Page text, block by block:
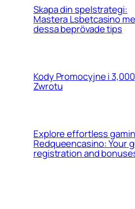
Skapa din spelstrategi:
Mastera Lsbetcasino
dessa beprövade tips
Kody Promocyjne i 3,000
Zwrotu
Explore effortless
Redqueencasino: Your
registration and